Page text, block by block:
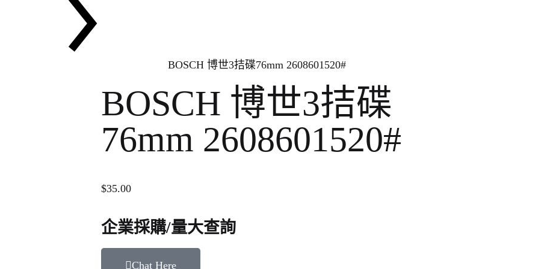
BOSCH 博世3拮碟76mm 2608601520#
BOSCH 博世3拮碟
76mm 2608601520#
$35.00
企業採購/量大查詢
Chat Here